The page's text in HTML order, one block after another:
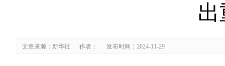
出
文章来源：新华社 作者： 发布时间：2024-11-29